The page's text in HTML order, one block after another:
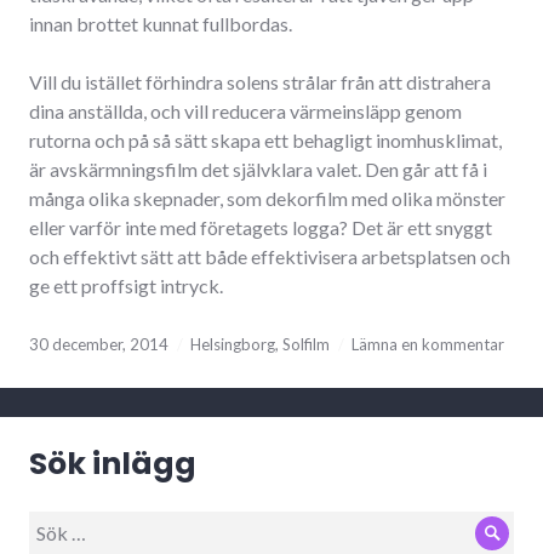
innan brottet kunnat fullbordas.
Vill du istället förhindra solens strålar från att distrahera
dina anställda, och vill reducera värmeinsläpp genom
rutorna och på så sätt skapa ett behagligt inomhusklimat,
är avskärmningsfilm det självklara valet. Den går att få i
många olika skepnader, som dekorfilm med olika mönster
eller varför inte med företagets logga? Det är ett snyggt
och effektivt sätt att både effektivisera arbetsplatsen och
ge ett proffsigt intryck.
30 december, 2014 Helsingborg, Solfilm Lämna en kommentar
Sök inlägg
Sök
Sök